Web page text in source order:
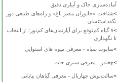
آماده‌سازی خاک و آبیاری دقیق
>شناخت «جانوران مضر باغ» و راه‌های طبیعی دور
نگه‌داشتنشان
>
۷ گیاه کم‌توقع برای آپارتمان‌های کم‌نور؛ از انتخاب
تا نگهداری
>ساپوت سیاه - معرفی میوه های استوایی
>چغندر - معرفی سبزی جات
>سالت‌بوش چهاربال - معرفی گیاهان بیابانی